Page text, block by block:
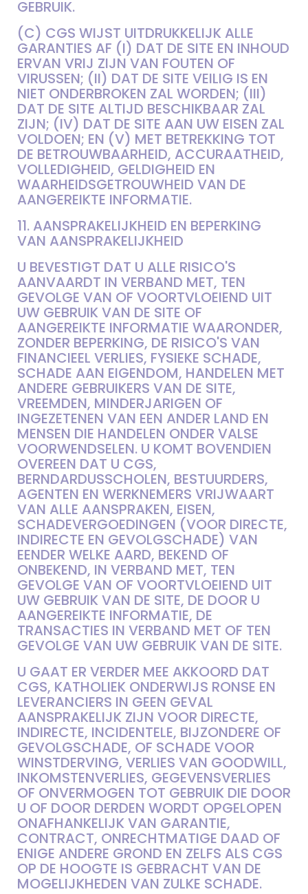
GEBRUIK.
(C) CGS WIJST UITDRUKKELIJK ALLE
GARANTIES AF (I) DAT DE SITE EN INHOUD
ERVAN VRIJ ZIJN VAN FOUTEN OF
VIRUSSEN; (II) DAT DE SITE VEILIG IS EN
NIET ONDERBROKEN ZAL WORDEN; (III)
DAT DE SITE ALTIJD BESCHIKBAAR ZAL
ZIJN; (IV) DAT DE SITE AAN UW EISEN ZAL
VOLDOEN; EN (V) MET BETREKKING TOT
DE BETROUWBAARHEID, ACCURAATHEID,
VOLLEDIGHEID, GELDIGHEID EN
WAARHEIDSGETROUWHEID VAN DE
AANGEREIKTE INFORMATIE.
11. AANSPRAKELIJKHEID EN BEPERKING
VAN AANSPRAKELIJKHEID
U BEVESTIGT DAT U ALLE RISICO'S
AANVAARDT IN VERBAND MET, TEN
GEVOLGE VAN OF VOORTVLOEIEND UIT
UW GEBRUIK VAN DE SITE OF
AANGEREIKTE INFORMATIE WAARONDER,
ZONDER BEPERKING, DE RISICO'S VAN
FINANCIEEL VERLIES, FYSIEKE SCHADE,
SCHADE AAN EIGENDOM, HANDELEN MET
ANDERE GEBRUIKERS VAN DE SITE,
VREEMDEN, MINDERJARIGEN OF
INGEZETENEN VAN EEN ANDER LAND EN
MENSEN DIE HANDELEN ONDER VALSE
VOORWENDSELEN. U KOMT BOVENDIEN
OVEREEN DAT U CGS,
BERNDARDUSSCHOLEN, BESTUURDERS,
AGENTEN EN WERKNEMERS VRIJWAART
VAN ALLE AANSPRAKEN, EISEN,
SCHADEVERGOEDINGEN (VOOR DIRECTE,
INDIRECTE EN GEVOLGSCHADE) VAN
EENDER WELKE AARD, BEKEND OF
ONBEKEND, IN VERBAND MET, TEN
GEVOLGE VAN OF VOORTVLOEIEND UIT
UW GEBRUIK VAN DE SITE, DE DOOR U
AANGEREIKTE INFORMATIE, DE
TRANSACTIES IN VERBAND MET OF TEN
GEVOLGE VAN UW GEBRUIK VAN DE SITE.
U GAAT ER VERDER MEE AKKOORD DAT
CGS, KATHOLIEK ONDERWIJS RONSE EN
LEVERANCIERS IN GEEN GEVAL
AANSPRAKELIJK ZIJN VOOR DIRECTE,
INDIRECTE, INCIDENTELE, BIJZONDERE OF
GEVOLGSCHADE, OF SCHADE VOOR
WINSTDERVING, VERLIES VAN GOODWILL,
INKOMSTENVERLIES, GEGEVENSVERLIES
OF ONVERMOGEN TOT GEBRUIK DIE DOOR
U OF DOOR DERDEN WORDT OPGELOPEN
ONAFHANKELIJK VAN GARANTIE,
CONTRACT, ONRECHTMATIGE DAAD OF
ENIGE ANDERE GROND EN ZELFS ALS CGS
OP DE HOOGTE IS GEBRACHT VAN DE
MOGELIJKHEDEN VAN ZULKE SCHADE.